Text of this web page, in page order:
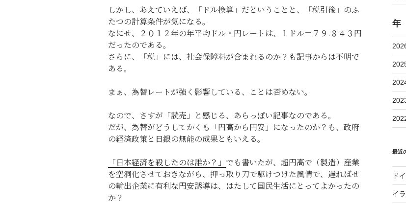
しかし、あえていえば、「ドル換算」だということと、「税引後」のふ
たつの計算条件が気になる。
なにせ、２０１２年の年平均ドル・円レートは、１ドル＝７９.８４３円
だったのである。
さらに、「税」には、社会保障料が含まれるのか？も記事からは不明で
ある。
まぁ、為替レートが強く影響している、ことは否めない。
なので、さすが「読売」と感じる、あらっぽい記事なのである。
だが、為替がどうしてかくも「円高から円安」になったのか？も、政府
の経済政策と日銀の無能の成果ともいえる。
「日本経済を殺したのは誰か？」 でも書いたが、超円高で（製造）産業
を空洞化させておきながら、押っ取り刀で駆けつけた風情で、遅ればせ
の輸出企業に有利な円安誘導は、はたして国民生活にとってよかったの
か？
年
最近
ド
イ